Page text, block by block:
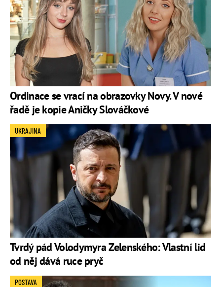
Ordinace se vrací na obrazovky Novy. V nové
řadě je kopie Aničky Slováčkové
Tvrdý pád Volodymyra Zelenského: Vlastní lid
od něj dává ruce pryč
UKRAJINA
POSTAVA